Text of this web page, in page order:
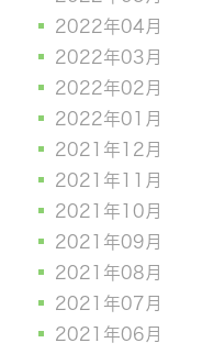
2022年04月
2022年03月
2022年02月
2022年01月
2021年12月
2021年11月
2021年10月
2021年09月
2021年08月
2021年07月
2021年06月